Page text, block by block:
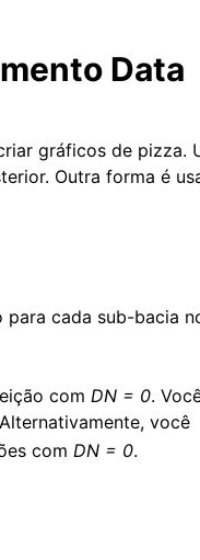
Data
gráficos de pizza.
Outra forma é
para cada sub-bacia
com DN = 0.
Alternativamente, você
com DN = 0.